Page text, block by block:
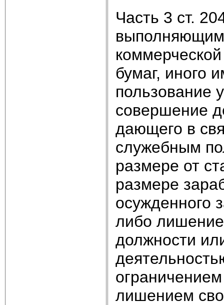
Часть 3 ст.
выполняющим
бумаг, иного
пользование
совершение
дающего в
служебным
размере от
размере
осужденного
либо
должности
лишением